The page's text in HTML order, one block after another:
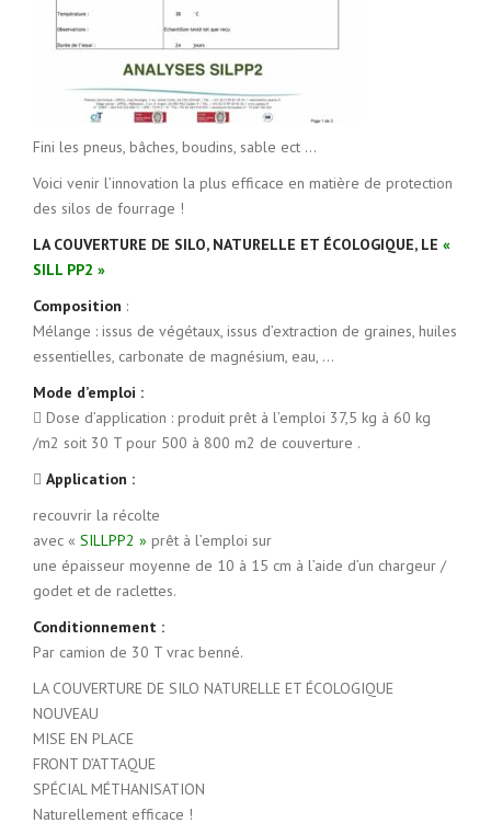
Fini les pneus, bâches, boudins, sable ect …
Voici venir l’innovation la plus efficace en matière de protection
des silos de fourrage !
LA COUVERTURE DE SILO, NATURELLE ET ÉCOLOGIQUE, LE «
SILL PP2 »
Composition :
Mélange : issus de végétaux, issus d’extraction de graines, huiles
essentielles, carbonate de magnésium, eau, …
Mode d’emploi :
 Dose d’application : produit prêt à l’emploi 37,5 kg à 60 kg
/m2 soit 30 T pour 500 à 800 m2 de couverture .
 Application :
recouvrir la récolte
avec « SILLPP2 » prêt à l’emploi sur
une épaisseur moyenne de 10 à 15 cm à l’aide d’un chargeur /
godet et de raclettes.
Conditionnement :
Par camion de 30 T vrac benné.
LA COUVERTURE DE SILO NATURELLE ET ÉCOLOGIQUE
NOUVEAU
MISE EN PLACE
FRONT D’ATTAQUE
SPÉCIAL MÉTHANISATION
Naturellement efficace !